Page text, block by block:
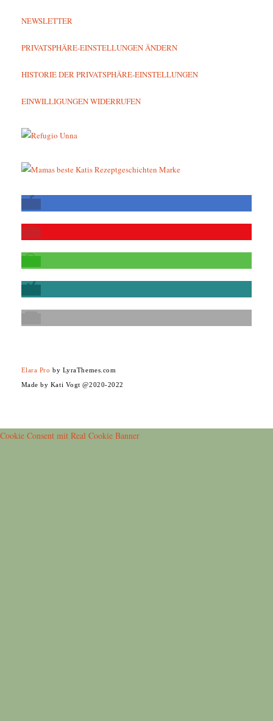
NEWSLETTER
PRIVATSPHÄRE-EINSTELLUNGEN ÄNDERN
HISTORIE DER PRIVATSPHÄRE-EINSTELLUNGEN
EINWILLIGUNGEN WIDERRUFEN
Elara Pro by LyraThemes.com
Made by Kati Vogt @2020-2022
Cookie Consent mit Real Cookie Banner